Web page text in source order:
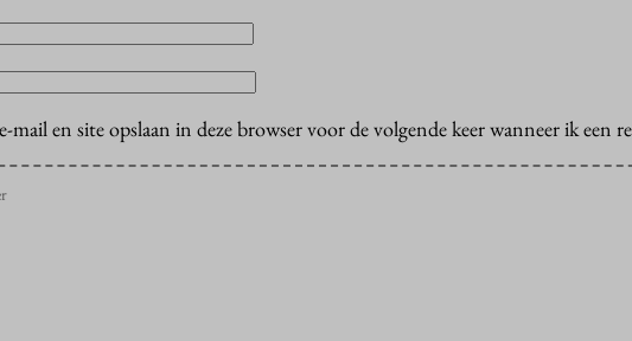
mail en site opslaan in deze browser voor de volgende keer wanneer ik een